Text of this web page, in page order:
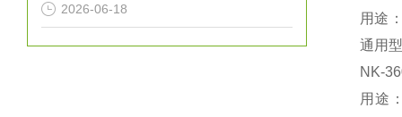
2026-06-18
用途‌
通用
NK-
用途‌